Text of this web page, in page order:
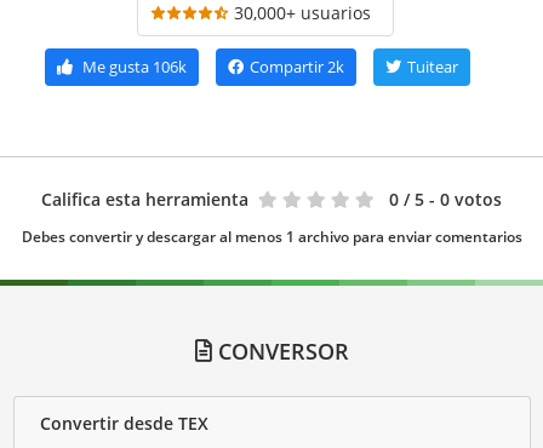
30,000+ usuarios
Me gusta106k Compartir2k Tuitear
Califica esta herramienta 0 / 5 - 0 votos
Debes convertir y descargar al menos 1 archivo para enviar comentarios
CONVERSOR
Convertir desde TEX